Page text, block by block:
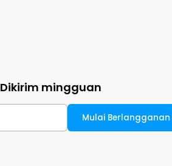
Dikirim mingguan
Mulai Berlangganan